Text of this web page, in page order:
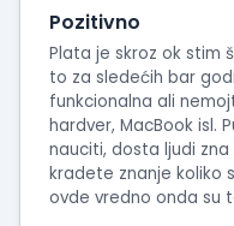
Pozitivno
Plata je skroz ok stim
to za sledećih bar
funkcionalna ali
hardver, MacBook isl.
nauciti, dosta ljudi
kradete znanje koliko
ovde vredno onda su